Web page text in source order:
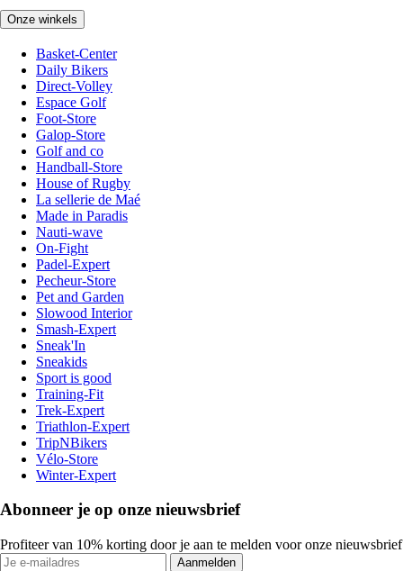
Onze winkels
Basket-Center
Daily Bikers
Direct-Volley
Espace Golf
Foot-Store
Galop-Store
Golf and co
Handball-Store
House of Rugby
La sellerie de Maé
Made in Paradis
Nauti-wave
On-Fight
Padel-Expert
Pecheur-Store
Pet and Garden
Slowood Interior
Smash-Expert
Sneak'In
Sneakids
Sport is good
Training-Fit
Trek-Expert
Triathlon-Expert
TripNBikers
Vélo-Store
Winter-Expert
Abonneer je op onze nieuwsbrief
Profiteer van 10% korting door je aan te melden voor onze nieuwsbrief
Aanmelden